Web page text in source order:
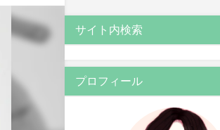
サイト内検索
プロフィール